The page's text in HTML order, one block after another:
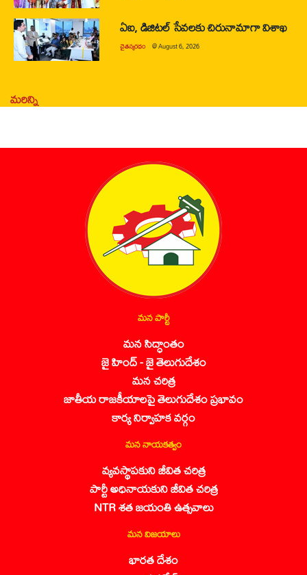
ఏఐ, డిజిటల్ సేవలకు చిరునామాగా విశాఖ
చైతన్యరధం @August 6, 2026
మరిన్ని
మన పార్టీ
మన సిద్ధాంతం
జై హింద్ - జై తెలుగుదేశం
మన చరిత్ర
జాతీయ రాజకీయాలపై తెలుగుదేశం ప్రభావం
కార్య నిర్వాహక వర్గం
మన నాయకత్వం
వ్యవస్థాపకుని జీవిత చరిత్ర
పార్టీ అధినాయకుని జీవిత చరిత్ర
NTR శత జయంతి ఉత్సవాలు
మన విజయాలు
భారత దేశం